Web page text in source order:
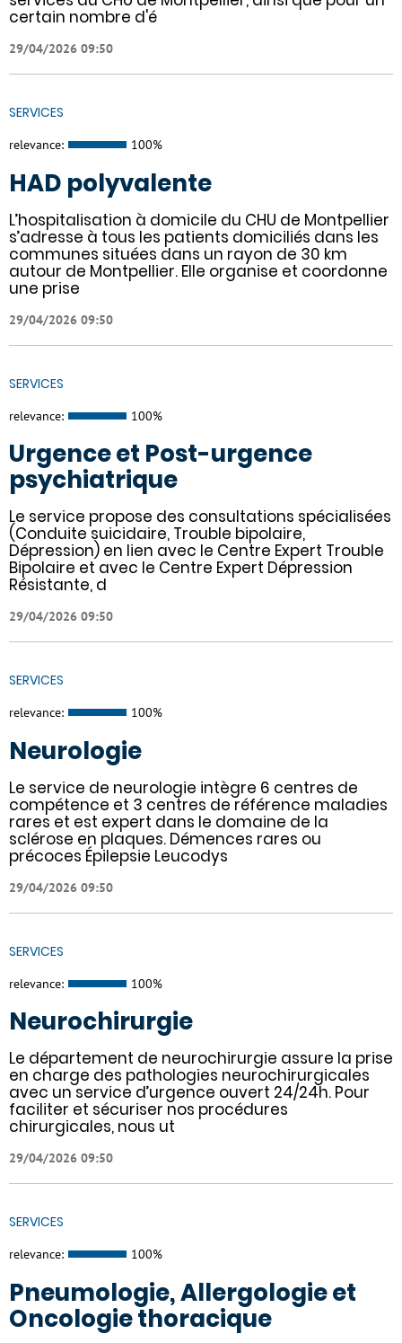
certain nombre d'é
29/04/2026 09:50
SERVICES
relevance: 100%
HAD polyvalente
L’hospitalisation à domicile du CHU de Montpellier
s’adresse à tous les patients domiciliés dans les
communes situées dans un rayon de 30 km
autour de Montpellier. Elle organise et coordonne
une prise
29/04/2026 09:50
SERVICES
relevance: 100%
Urgence et Post-urgence
psychiatrique
Le service propose des consultations spécialisées
(Conduite suicidaire, Trouble bipolaire,
Dépression) en lien avec le Centre Expert Trouble
Bipolaire et avec le Centre Expert Dépression
Résistante, d
29/04/2026 09:50
SERVICES
relevance: 100%
Neurologie
Le service de neurologie intègre 6 centres de
compétence et 3 centres de référence maladies
rares et est expert dans le domaine de la
sclérose en plaques. Démences rares ou
précoces Épilepsie Leucodys
29/04/2026 09:50
SERVICES
relevance: 100%
Neurochirurgie
Le département de neurochirurgie assure la prise
en charge des pathologies neurochirurgicales
avec un service d’urgence ouvert 24/24h. Pour
faciliter et sécuriser nos procédures
chirurgicales, nous ut
29/04/2026 09:50
SERVICES
relevance: 100%
Pneumologie, Allergologie et
Oncologie thoracique